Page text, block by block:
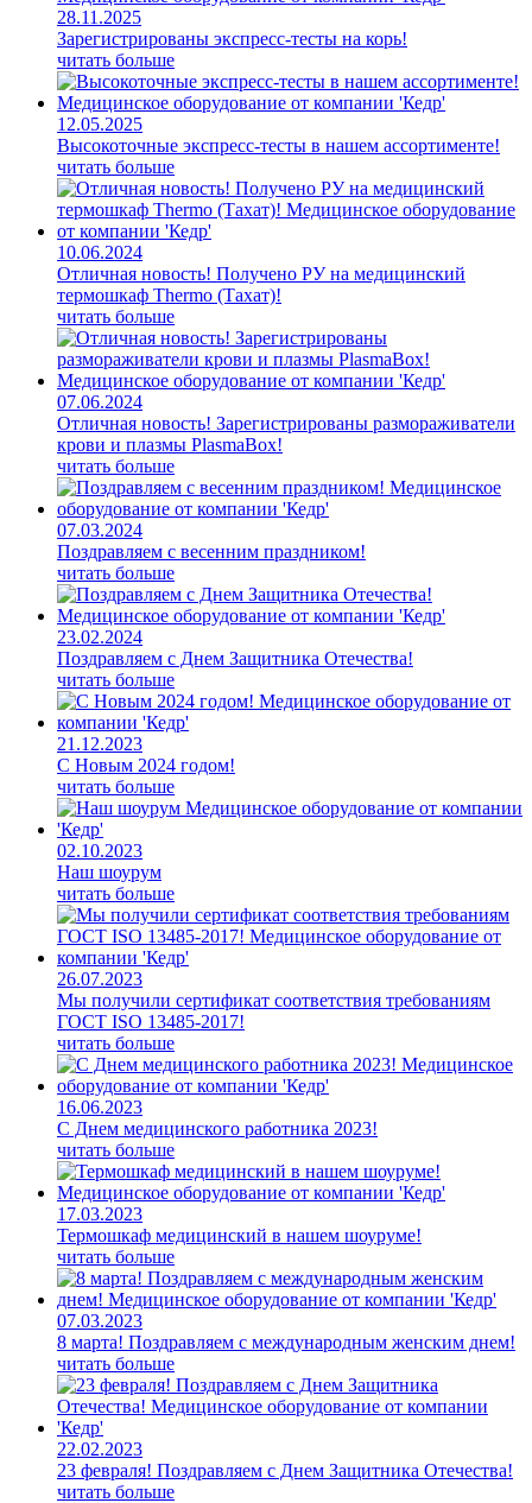
28.11.2025
Зарегистрированы экспресс-тесты на корь!
читать больше
12.05.2025
Высокоточные экспресс-тесты в нашем ассортименте!
читать больше
10.06.2024
Отличная новость! Получено РУ на медицинский
термошкаф Thermo (Тахат)!
читать больше
07.06.2024
Отличная новость! Зарегистрированы размораживатели
крови и плазмы PlasmaBox!
читать больше
07.03.2024
Поздравляем с весенним праздником!
читать больше
23.02.2024
Поздравляем с Днем Защитника Отечества!
читать больше
21.12.2023
С Новым 2024 годом!
читать больше
02.10.2023
Наш шоурум
читать больше
26.07.2023
Мы получили сертификат соответствия требованиям
ГОСТ ISO 13485-2017!
читать больше
16.06.2023
С Днем медицинского работника 2023!
читать больше
17.03.2023
Термошкаф медицинский в нашем шоуруме!
читать больше
07.03.2023
8 марта! Поздравляем с международным женским днем!
читать больше
22.02.2023
23 февраля! Поздравляем с Днем Защитника Отечества!
читать больше